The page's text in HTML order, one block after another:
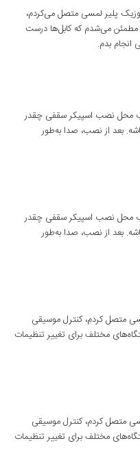
پلیر لمسی متصل می‌کردم،
مطمئن می‌شدم که کابل‌ها درست
بدم.
محل نصب اسپیکر سقفی چقدر
بعد از نصب، صدا به‌طور
محل نصب اسپیکر سقفی چقدر
بعد از نصب، صدا به‌طور
متصل کردم، کنترل موسیقی
مختلف برای تغییر تنظیمات
متصل کردم، کنترل موسیقی
مختلف برای تغییر تنظیمات